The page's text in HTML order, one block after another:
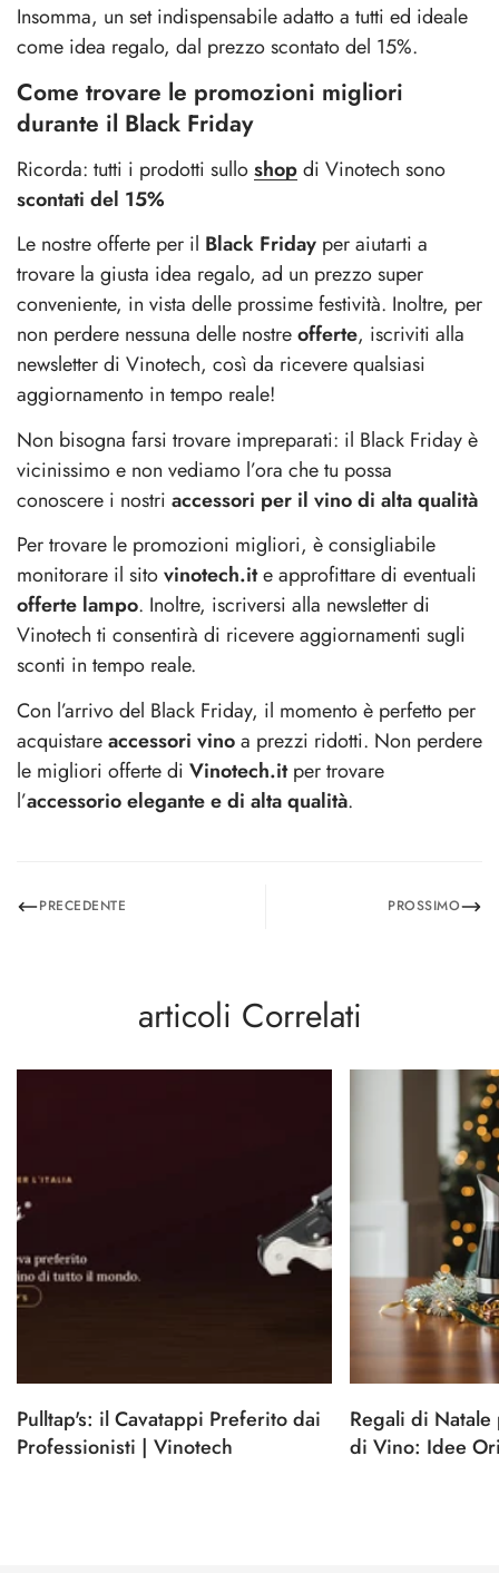
Insomma, un set indispensabile adatto a tutti ed ideale
come idea regalo, dal prezzo scontato del 15%.
Come trovare le promozioni migliori
durante il Black Friday
Ricorda: tutti i prodotti sulloshopdi Vinotech sono
scontati del 15%
Le nostre offerte per il Black Friday per aiutarti a
trovare la giusta idea regalo, ad un prezzo super
conveniente, in vista delle prossime festività. Inoltre, per
non perdere nessuna delle nostreofferte, iscriviti alla
newsletter di Vinotech, così da ricevere qualsiasi
aggiornamento in tempo reale!
Non bisogna farsi trovare impreparati: il Black Friday è
vicinissimo e non vediamo l’ora che tu possa
conoscere i nostri accessori per il vino di alta qualità
Per trovare le promozioni migliori, è consigliabile
monitorare il sitovinotech.ite approfittare di eventuali
offerte lampo. Inoltre, iscriversi alla newsletter di
Vinotech ti consentirà di ricevere aggiornamenti sugli
sconti in tempo reale.
Con l’arrivo del Black Friday, il momento è perfetto per
acquistareaccessori vinoa prezzi ridotti. Non perdere
le migliori offerte di Vinotech.itper trovare
l’accessorio elegante e di alta qualità.
PRECEDENTE PROSSIMO
articoli Correlati
Pulltap's: il Cavatappi Preferito dai
Professionisti | Vinotech
Regali di
di Vino: Idee